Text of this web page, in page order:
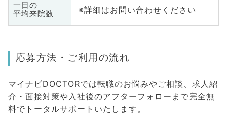
一日の
平均来院数
※詳細はお問い合わせください
応募方法・ご利用の流れ
マイナビDOCTORでは転職のお悩みやご相談、求人紹
介・面接対策や入社後のアフターフォローまで完全無
料でトータルサポートいたします。